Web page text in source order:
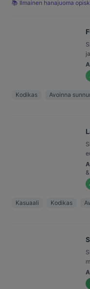
📚 Ilmainen hanajuoma
Kodikas Avoinna
Kasuaali Kodikas